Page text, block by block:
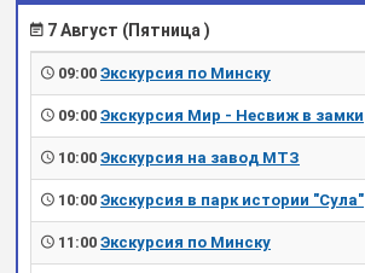
7 Август (Пятница )
09:00 Экскурсия по Минску
09:00 Экскурсия Мир - Несвиж в замки
10:00 Экскурсия на завод МТЗ
10:00 Экскурсия в парк истории "Сула"
11:00 Экскурсия по Минску